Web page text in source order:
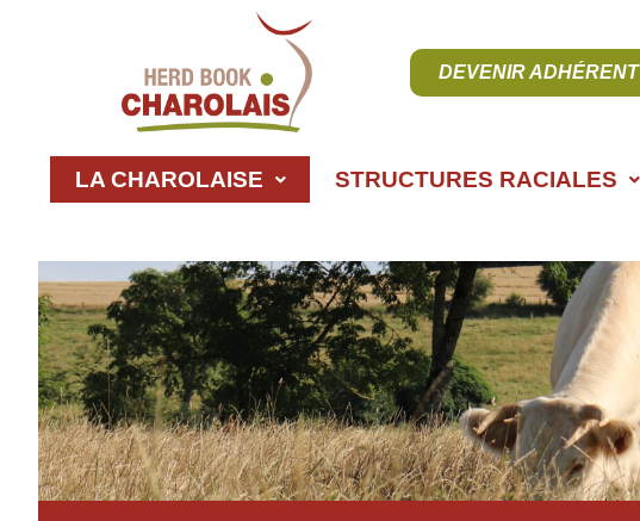
DEVENIR ADHÉRENT
LA CHAROLAISE STRUCTURES RACIALES